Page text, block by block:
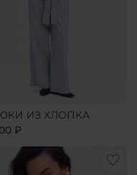
ИЗ ХЛОПКА
₽